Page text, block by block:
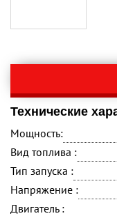
Технические
Мощность:
Вид топлива :
Тип запуска :
Напряжение :
Двигатель :